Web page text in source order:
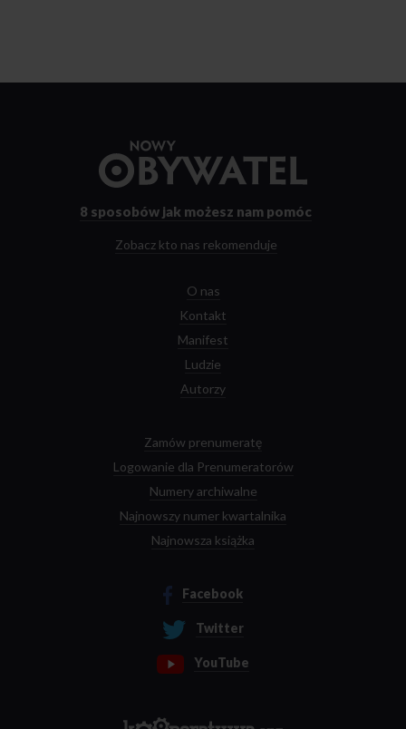
strony
8 sposobów jak możesz nam pomóc
Zobacz kto nas rekomenduje
O nas
Kontakt
Manifest
Ludzie
Autorzy
Zamów prenumeratę
Logowanie dla Prenumeratorów
Numery archiwalne
Najnowszy numer kwartalnika
Najnowsza książka
Facebook
Twitter
YouTube